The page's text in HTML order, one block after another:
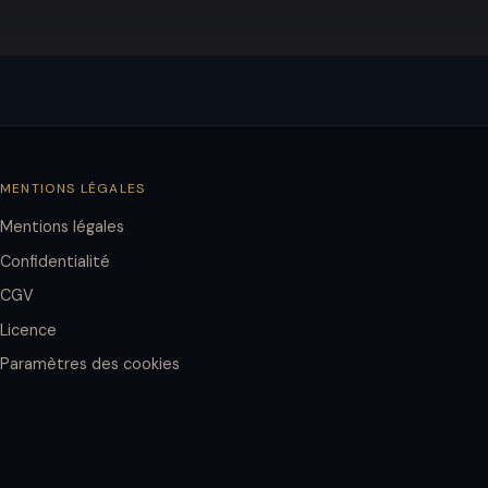
MENTIONS LÉGALES
Mentions légales
Confidentialité
CGV
Licence
Paramètres des cookies